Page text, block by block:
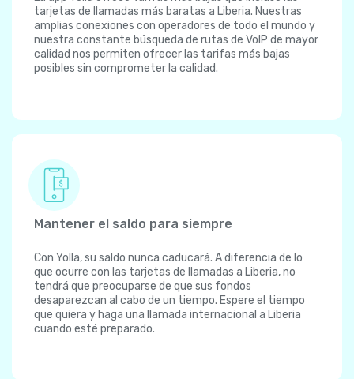
tarjetas de llamadas más baratas a Liberia. Nuestras
amplias conexiones con operadores de todo el mundo y
nuestra constante búsqueda de rutas de VoIP de mayor
calidad nos permiten ofrecer las tarifas más bajas
posibles sin comprometer la calidad.
Mantener el saldo para siempre
Con Yolla, su saldo nunca caducará. A diferencia de lo
que ocurre con las tarjetas de llamadas a Liberia, no
tendrá que preocuparse de que sus fondos
desaparezcan al cabo de un tiempo. Espere el tiempo
que quiera y haga una llamada internacional a Liberia
cuando esté preparado.